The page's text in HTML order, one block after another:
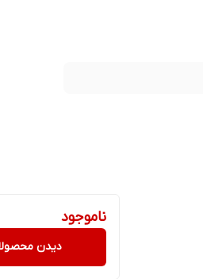
ناموجود
دیدن